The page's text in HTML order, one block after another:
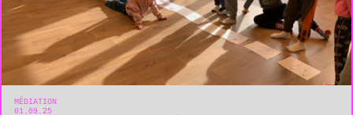
MÉDIATION
01.09.25